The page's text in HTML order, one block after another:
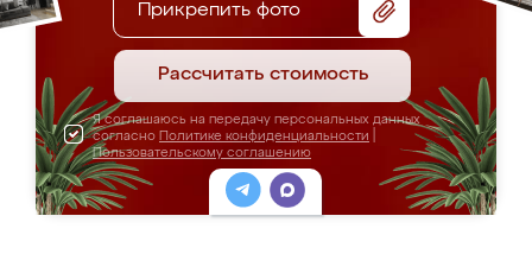
Прикрепить фото
Рассчитать стоимость
Я соглашаюсь на передачу персональных данных
согласно Политике конфиденциальности
Пользовательскому соглашению